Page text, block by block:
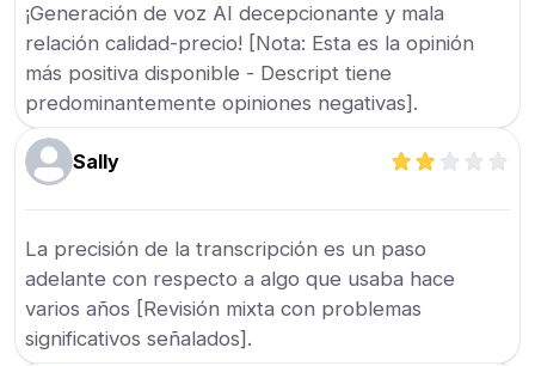
¡Generación de voz AI decepcionante y mala
relación calidad-precio! [Nota: Esta es la opinión
más positiva disponible - Descript tiene
predominantemente opiniones negativas].
Sally
La precisión de la transcripción es un paso
adelante con respecto a algo que usaba hace
varios años [Revisión mixta con problemas
significativos señalados].